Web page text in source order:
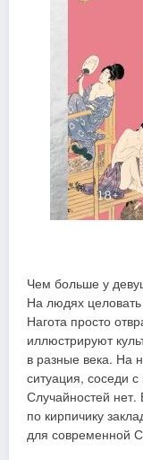
Чем больше у
На людях
Нагота просто
иллюстрируют
в разные века. На
ситуация, соседи
Случайностей нет.
по кирпичику
для современной